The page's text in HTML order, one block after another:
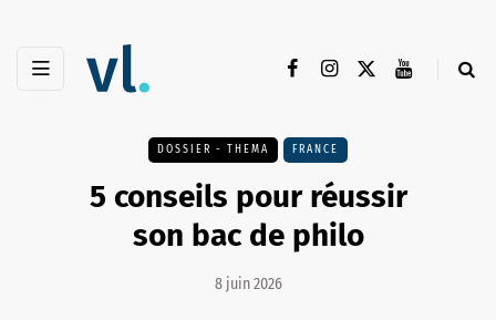
DOSSIER - THEMA FRANCE
5 conseils pour réussir
son bac de philo
8 juin 2026